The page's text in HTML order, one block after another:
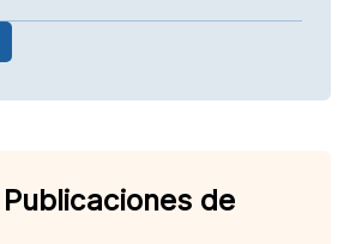
Publicaciones de